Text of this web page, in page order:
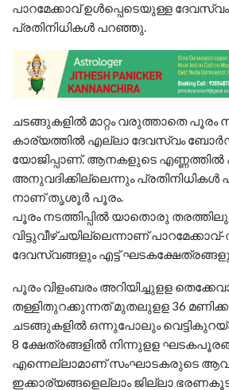
പാറമേക്കാവ് ഉള്‍പ്പെടെയുള്ള
പ്രതിനിധികള്‍ പറഞ്ഞു.
ചടങ്ങുകളില്‍ മാറ്റം വരുത്താതെ പൂരം
കാര്യത്തില്‍ എല്ലാ ദേവസ്വം
യോജിപ്പാണ്. ആനകളുടെ
അനുവദിക്കില്ലെന്നും
നാണ് തൃശൂര്‍ പൂരം.
പൂരം നടത്തിപ്പില്‍ യാതൊരു
വിട്ടുവീഴ്ചയില്ലെന്നാണ് പാറമേക്കാവ്-
ദേവസ്വങ്ങളും എട്ട്
പൂരം വിളംബരം അറിയിച്ചുളള
തള്ളിതുറക്കുന്നത് മുതലുളള 36
ചടങ്ങുകളില്‍ ഒന്നുപോലും
8 ക്ഷേത്രങ്ങളില്‍ നിന്നുളള
എന്നെല്ലാമാണ് സംഘാടകരുടെ
ഇക്കാര്യങ്ങളെല്ലാം ജില്ലാ